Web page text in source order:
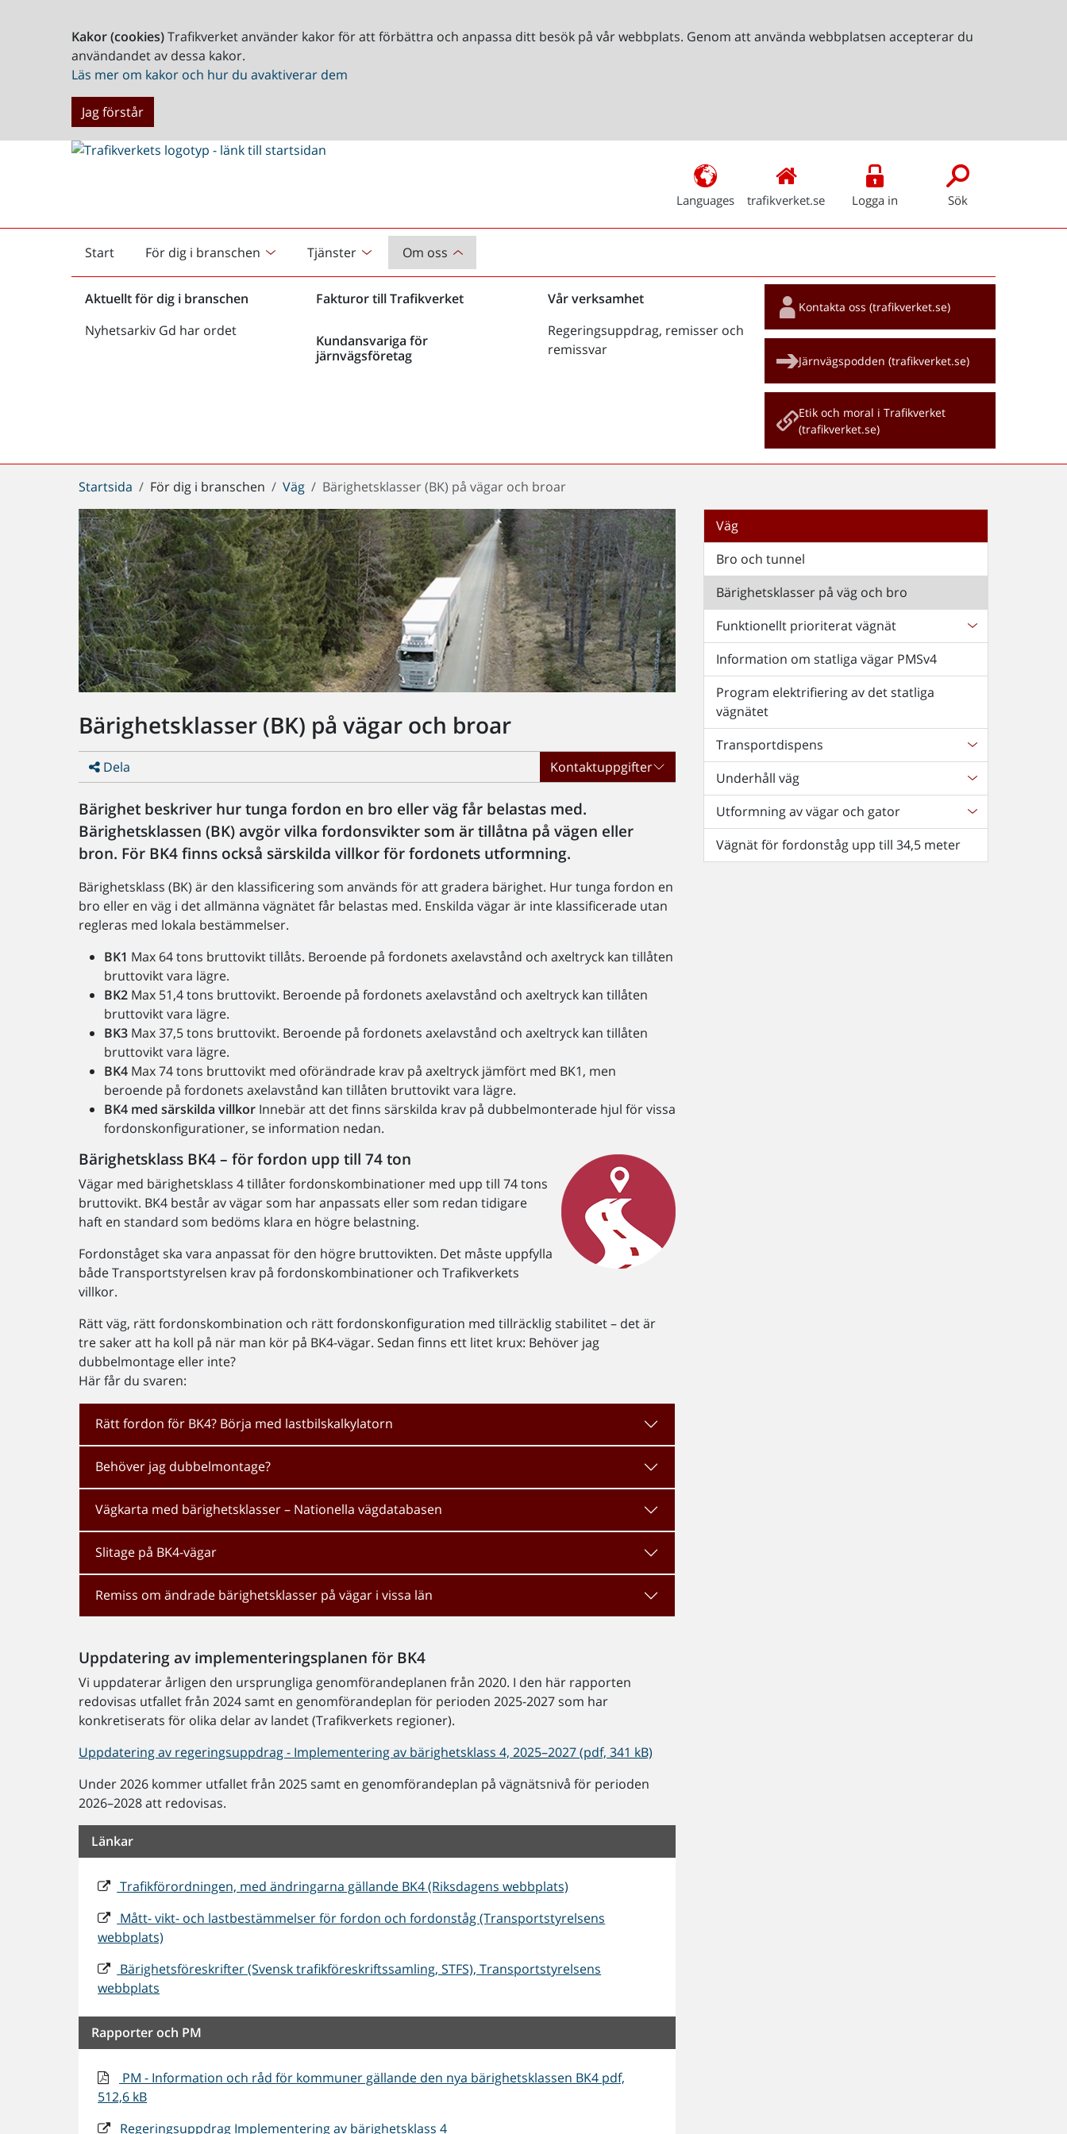
Kakor (cookies)Trafikverket använder kakor för att förbättra och anpassa ditt besök på vår webbplats. Genom att använda webbplatsen accepterar du
användandet av dessa kakor.
Läs mer om kakor och hur du avaktiverar dem
Jag förstår
Languages trafikverket.se Logga in Sök
Start
Startsida För dig i branschen Tjänster Om oss
Aktuellt för dig i branschen
Nyhetsarkiv Gd har ordet
Fakturor till Trafikverket
Kundansvariga för
järnvägsföretag
Vår verksamhet
Regeringsuppdrag, remisser och
remissvar
Snabblänkar
Kontakta oss (trafikverket.se)
Järnvägspodden (trafikverket.se)
Etik och moral i Trafikverket
(trafikverket.se)
Du
är
här:
Startsida För dig i branschen Väg Bärighetsklasser (BK) på vägar och broar
Bärighetsklasser (BK) på vägar och broar
Dela Kontaktuppgifter
Bärighet beskriver hur tunga fordon en bro eller väg får belastas med.
Bärighetsklassen (BK) avgör vilka fordonsvikter som är tillåtna på vägen eller
bron. För BK4 finns också särskilda villkor för fordonets utformning.
Bärighetsklass (BK) är den klassificering som används för att gradera bärighet. Hur tunga fordon en
bro eller en väg i det allmänna vägnätet får belastas med. Enskilda vägar är inte klassificerade utan
regleras med lokala bestämmelser.
BK1 Max 64 tons bruttovikt tillåts. Beroende på fordonets axelavstånd och axeltryck kan tillåten
bruttovikt vara lägre.
BK2 Max 51,4 tons bruttovikt. Beroende på fordonets axelavstånd och axeltryck kan tillåten
bruttovikt vara lägre.
BK3 Max 37,5 tons bruttovikt. Beroende på fordonets axelavstånd och axeltryck kan tillåten
bruttovikt vara lägre.
BK4 Max 74 tons bruttovikt med oförändrade krav på axeltryck jämfört med BK1, men
beroende på fordonets axelavstånd kan tillåten bruttovikt vara lägre.
BK4 med särskilda villkor Innebär att det finns särskilda krav på dubbelmonterade hjul för vissa
fordonskonfigurationer, se information nedan.
Bärighetsklass BK4 – för fordon upp till 74 ton
Vägar med bärighetsklass 4 tillåter fordonskombinationer med upp till 74 tons
bruttovikt. BK4 består av vägar som har anpassats eller som redan tidigare
haft en standard som bedöms klara en högre belastning.
Fordonståget ska vara anpassat för den högre bruttovikten. Det måste uppfylla
både Transportstyrelsen krav på fordonskombinationer och Trafikverkets
villkor.
Rätt väg, rätt fordonskombination och rätt fordonskonfiguration med tillräcklig stabilitet – det är
tre saker att ha koll på när man kör på BK4-vägar. Sedan finns ett litet krux: Behöver jag
dubbelmontage eller inte?
Här får du svaren:
Rätt fordon för BK4? Börja med lastbilskalkylatorn
Behöver jag dubbelmontage?
Vägkarta med bärighetsklasser – Nationella vägdatabasen
Slitage på BK4-vägar
Remiss om ändrade bärighetsklasser på vägar i vissa län
Uppdatering av implementeringsplanen för BK4
Vi uppdaterar årligen den ursprungliga genomförandeplanen från 2020. I den här rapporten
redovisas utfallet från 2024 samt en genomförandeplan för perioden 2025-2027 som har
konkretiserats för olika delar av landet (Trafikverkets regioner).
Uppdatering av regeringsuppdrag - Implementering av bärighetsklass 4, 2025–2027 (pdf, 341 kB)
Under 2026 kommer utfallet från 2025 samt en genomförandeplan på vägnätsnivå för perioden
2026–2028 att redovisas.
Länkar
Trafikförordningen, med ändringarna gällande BK4 (Riksdagens webbplats)
Mått- vikt- och lastbestämmelser för fordon och fordonståg (Transportstyrelsens
webbplats)
Bärighetsföreskrifter (Svensk trafikföreskriftssamling, STFS), Transportstyrelsens
webbplats
Rapporter och PM
PM - Information och råd för kommuner gällande den nya bärighetsklassen BK4 pdf,
512,6 kB
Regeringsuppdrag Implementering av bärighetsklass 4
Väg
Bro och tunnel
Bärighetsklasser på väg och bro
Funktionellt prioriterat vägnät
Information om statliga vägar PMSv4
Program elektrifiering av det statliga
vägnätet
Transportdispens
Underhåll väg
Utformning av vägar och gator
Vägnät för fordonståg upp till 34,5 meter